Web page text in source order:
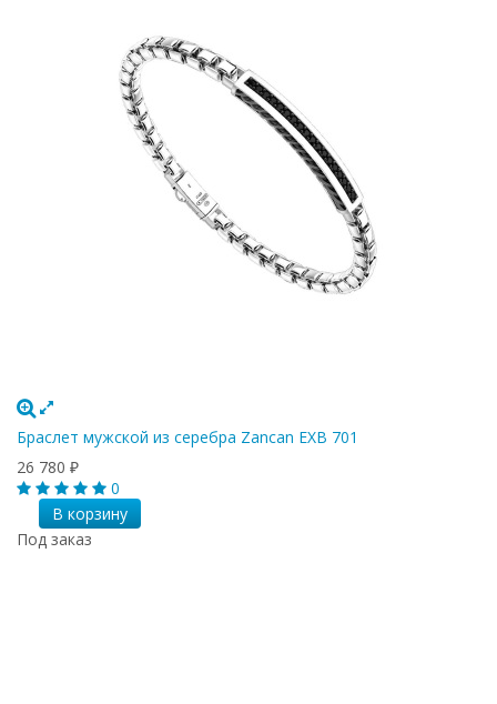
Браслет мужской из серебра Zancan EXB 701
26 780 ₽
0
В корзину
Под заказ